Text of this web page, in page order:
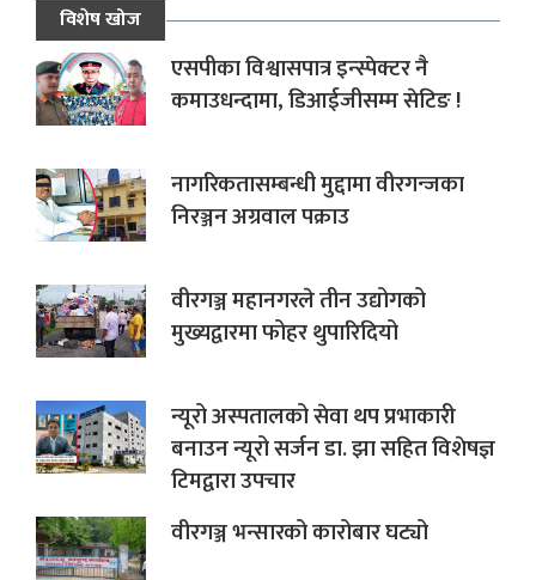
विशेष खोज
एसपीका विश्वासपात्र इन्स्पेक्टर नै
कमाउधन्दामा, डिआईजीसम्म सेटिङ !
नागरिकतासम्बन्धी मुद्दामा वीरगन्जका
निरञ्जन अग्रवाल पक्राउ
वीरगञ्ज महानगरले तीन उद्योगको
मुख्यद्वारमा फोहर थुपारिदियो
न्यूरो अस्पतालको सेवा थप प्रभाकारी
बनाउन न्यूरो सर्जन डा. झा सहित विशेषज्ञ
टिमद्वारा उपचार
वीरगञ्ज भन्सारको कारोबार घट्यो